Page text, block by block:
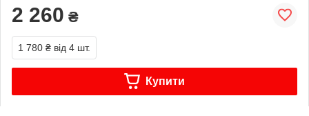
2 260 ₴
1 780 ₴ від 4 шт.
Купити